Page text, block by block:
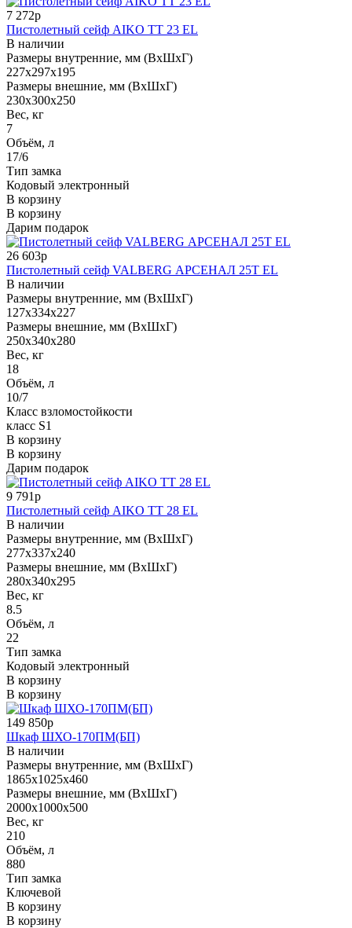
7 272р
Пистолетный сейф AIKO TT 23 EL
В наличии
Размеры внутренние, мм (ВхШхГ)
227x297x195
Размеры внешние, мм (ВхШхГ)
230x300x250
Вес, кг
7
Объём, л
17/6
Тип замка
Кодовый электронный
В корзину
В корзину
Дарим подарок
26 603р
Пистолетный сейф VALBERG АРСЕНАЛ 25T EL
В наличии
Размеры внутренние, мм (ВхШхГ)
127x334x227
Размеры внешние, мм (ВхШхГ)
250x340x280
Вес, кг
18
Объём, л
10/7
Класс взломостойкости
класс S1
В корзину
В корзину
Дарим подарок
9 791р
Пистолетный сейф AIKO TT 28 EL
В наличии
Размеры внутренние, мм (ВхШхГ)
277x337x240
Размеры внешние, мм (ВхШхГ)
280x340x295
Вес, кг
8.5
Объём, л
22
Тип замка
Кодовый электронный
В корзину
В корзину
149 850р
Шкаф ШХО-170ПМ(БП)
В наличии
Размеры внутренние, мм (ВхШхГ)
1865x1025x460
Размеры внешние, мм (ВхШхГ)
2000x1000x500
Вес, кг
210
Объём, л
880
Тип замка
Ключевой
В корзину
В корзину